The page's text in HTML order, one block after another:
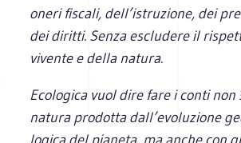
oneri fiscali, dell’istruzione, dei
dei diritti. Senza esclu­dere il
vivente e della natura.
Eco­lo­gica vuol dire fare i conti non
natura pro­dotta dall’evoluzione